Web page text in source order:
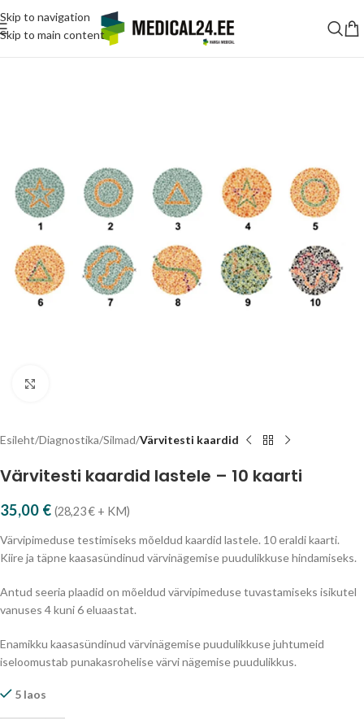
Skip to navigation
Skip to main content
Esileht Diagnostika Silmad Värvitesti kaardid
Värvitesti kaardid lastele – 10 kaarti
35,00 € (28,23€ + KM)
Värvipimeduse testimiseks mõeldud kaardid lastele. 10 eraldi kaarti.
Kiire ja täpne kaasasündinud värvinägemise puudulikkuse hindamiseks.
Antud seeria plaadid on mõeldud värvipimeduse tuvastamiseks isikutel
vanuses 4 kuni 6 eluaastat.
Enamikku kaasasündinud värvinägemise puudulikkuse juhtumeid
iseloomustab punakasrohelise värvi nägemise puudulikkus.
5 laos